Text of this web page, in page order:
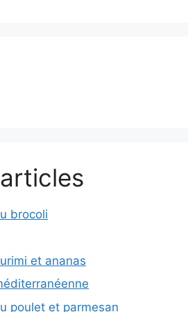
brocoli
et ananas
poulet et parmesan